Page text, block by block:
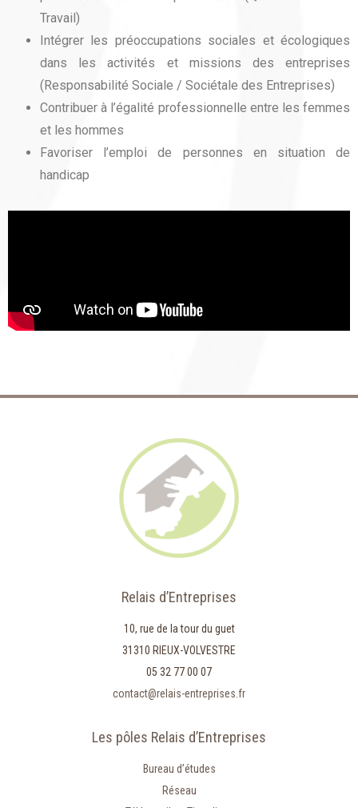
Travail)
Intégrer les préoccupations sociales et écologiques
dans les activités et missions des entreprises
(Responsabilité Sociale / Sociétale des Entreprises)
Contribuer à l’égalité professionnelle entre les femmes
et les hommes
Favoriser l’emploi de personnes en situation de
handicap
Relais d’Entreprises
10, rue de la tour du guet
31310 RIEUX-VOLVESTRE
05 32 77 00 07
contact@relais-entreprises.fr
Les pôles Relais d’Entreprises
Bureau d’études
Réseau